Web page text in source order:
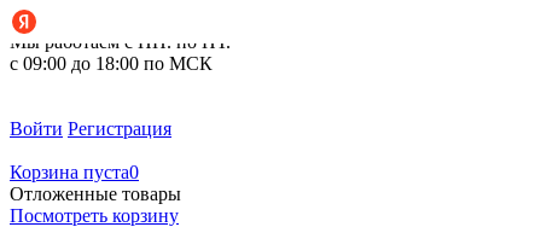
+7 (495) 212-14-37
Мы работаем с ПН. по ПТ.
с 09:00 до 18:00 по МСК
Войти Регистрация
Корзина пуста0
Отложенные товары
Посмотреть корзину